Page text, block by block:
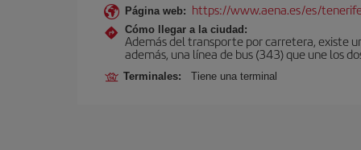
Página web: https://www.aena.es/es/
Cómo llegar a la ciudad:
Además del transporte por carretera, existe
además, una línea de bus (343) que une los
Terminales: Tiene una terminal